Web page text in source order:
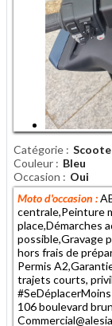
Catégorie
Couleur
Bleu
Occasion
Oui
Moto d'occasion :
centrale,Peinture
place,Démarches
possible,Gravage
hors frais de
Permis
trajets courts,
106 boulevard